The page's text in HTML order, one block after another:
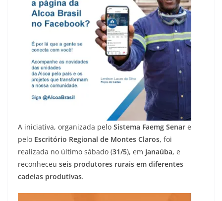
A iniciativa, organizada pelo Sistema Faemg Senar e
pelo Escritório Regional de Montes Claros, foi
realizada no último sábado (31/5), em Janaúba, e
reconheceu seis produtores rurais em diferentes
cadeias produtivas.